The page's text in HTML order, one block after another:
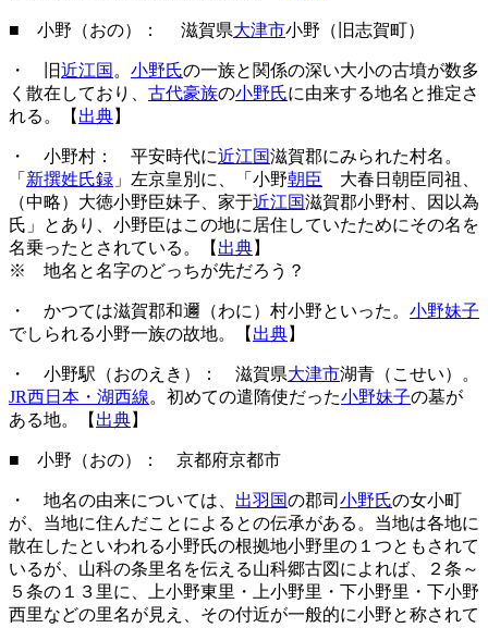
■ 小野（おの）： 滋賀県大津市小野（旧志賀町）
・ 旧近江国 。 小野氏の一族と関係の深い大小の古墳が数多
く散在しており、 古代豪族の小野氏に由来する地名と推定さ
れる。【 出典】
・ 小野村： 平安時代に近江国滋賀郡にみられた村名。
「 新撰姓氏録 」左京皇別に、「小野朝臣 大春日朝臣同祖、
（中略）大徳小野臣妹子、家于近江国滋賀郡小野村、因以為
氏」とあり、小野臣はこの地に居住していたためにその名を
名乗ったとされている。【 出典】
※ 地名と名字のどっちが先だろう？
・ かつては滋賀郡和邇（わに）村小野といった。 小野妹子
でしられる小野一族の故地。【 出典】
・ 小野駅（おのえき）： 滋賀県大津市湖青（こせい）。
JR西日本・湖西線。初めての遣隋使だった小野妹子の墓が
ある地。【 出典】
■ 小野（おの）： 京都府京都市
・ 地名の由来については、 出羽国の郡司 小野氏の女小町
が、当地に住んだことによるとの伝承がある。当地は各地に
散在したといわれる小野氏の根拠地小野里の１つともされて
いるが、山科の条里名を伝える山科郷古図によれば、２条～
５条の１３里に、上小野東里・上小野里・下小野里・下小野
西里などの里名が見え、その付近が一般的に小野と称されて